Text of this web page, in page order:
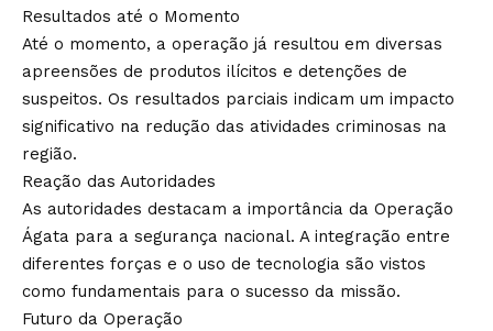
Resultados até o Momento
Até o momento, a operação já resultou em diversas
apreensões de produtos ilícitos e detenções de
suspeitos. Os resultados parciais indicam um impacto
significativo na redução das atividades criminosas na
região.
Reação das Autoridades
As autoridades destacam a importância da Operação
Ágata para a segurança nacional. A integração entre
diferentes forças e o uso de tecnologia são vistos
como fundamentais para o sucesso da missão.
Futuro da Operação